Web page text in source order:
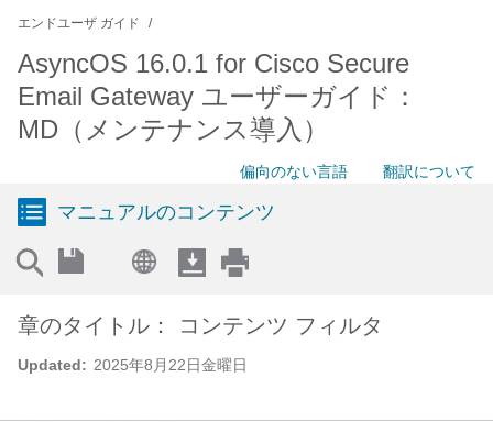
エンドユーザ ガイド
AsyncOS 16.0.1 for Cisco Secure
Email Gateway ユーザーガイド：
MD（メンテナンス導入）
偏向のない言語 翻訳について
マニュアルのコンテンツ
Updated: 2025年8月22日金曜日
章のタイトル： コンテンツ フィルタ